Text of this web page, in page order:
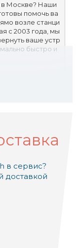
Москве? Наши
помочь ва
возле станци
с 2003 года, мы
ваше устр
быстро и
в сервис?
доставкой